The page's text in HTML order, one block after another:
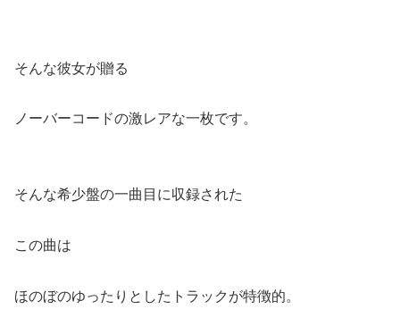
そんな彼女が贈る
ノーバーコードの激レアな一枚です。
そんな希少盤の一曲目に収録された
この曲は
ほのぼのゆったりとしたトラックが特徴的。